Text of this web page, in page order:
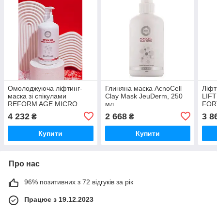
Омолоджуюча ліфтинг-
маска зі спікулами
REFORM AGE MICRO
TOUCH MASK JeuDerm,
250 мл
4 232 ₴
Купити
Глиняна маска AcnoCell
Clay Mask JeuDerm, 250
мл
2 668₴
Купити
3
Про нас
96% позитивних з 72 відгуків за рік
Працює з 19.12.2023